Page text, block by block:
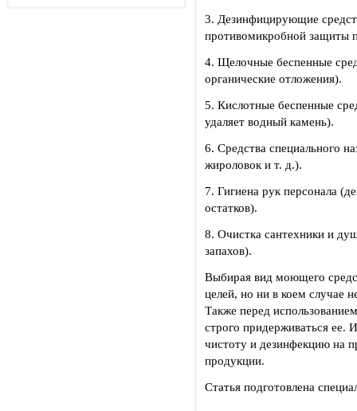
3. Дезинфицирующие
противомикробной защиты
4. Щелочные беспенные
органические отложения).
5. Кислотные беспенные
удаляет водный камень).
6. Средства специального
жироловок и т. д.).
7. Гигиена рук персонала
остатков).
8. Очистка сантехники и
запахов).
Выбирая вид моющего
целей, но ни в коем случае
Также перед
строго придерживаться ее.
чистоту и дезинфекцию на
продукции.
Статья подготовлена